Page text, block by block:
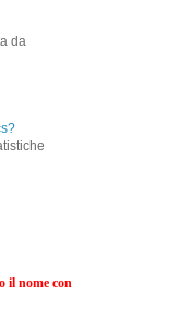
da
il nome con